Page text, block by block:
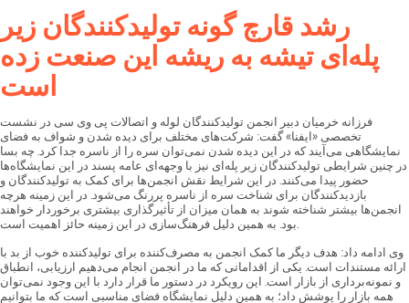
رشد قارچ گونه تولیدکنندگان زیر
پله‌ای تیشه به ریشه این صنعت زده
است
فرزانه خرمیان دبیر انجمن تولیدکنندگان لوله و اتصالات پی وی سی در نشست
تخصصی «ایفنا» گفت: شرکت‌های مختلف برای دیده شدن و شواف به فضای
نمایشگاهی می‌آیند که در این دیده شدن نمی‌توان سره را از ناسره جدا کرد. چه بسا
در چنین شرایطی تولیدکنندگان زیر پله‌ای نیز با وجهه‌ای عامه پسند در این نمایشگاه‌ها
حضور پیدا می‌کنند. در این شرایط نقش انجمن‌ها برای کمک به تولیدکنندگان و
بازدیدکنندگان برای شناخت سره از ناسره پررنگ می‌شود. در این زمینه هرچه
انجمن‌ها بیشتر شناخته شوند به همان میزان از تأثیرگذاری بیشتری برخوردار خواهند
بود. به همین دلیل فرهنگ‌سازی در این زمینه حائز اهمیت است.
وی ادامه داد: هدف دیگر ما کمک انجمن به مصرف‌کننده برای تولیدکننده خوب از بد با
ارائه مستندات است. یکی از اقداماتی که ما در انجمن انجام می‌دهیم ارزیابی، انطباق
و نمونه‌برداری از بازار است. این رویکرد در دستور ما قرار دارد با این وجود نمی‌توان
همه بازار را پوشش داد؛ به همین دلیل نمایشگاه فضای مناسبی است که ما بتوانیم